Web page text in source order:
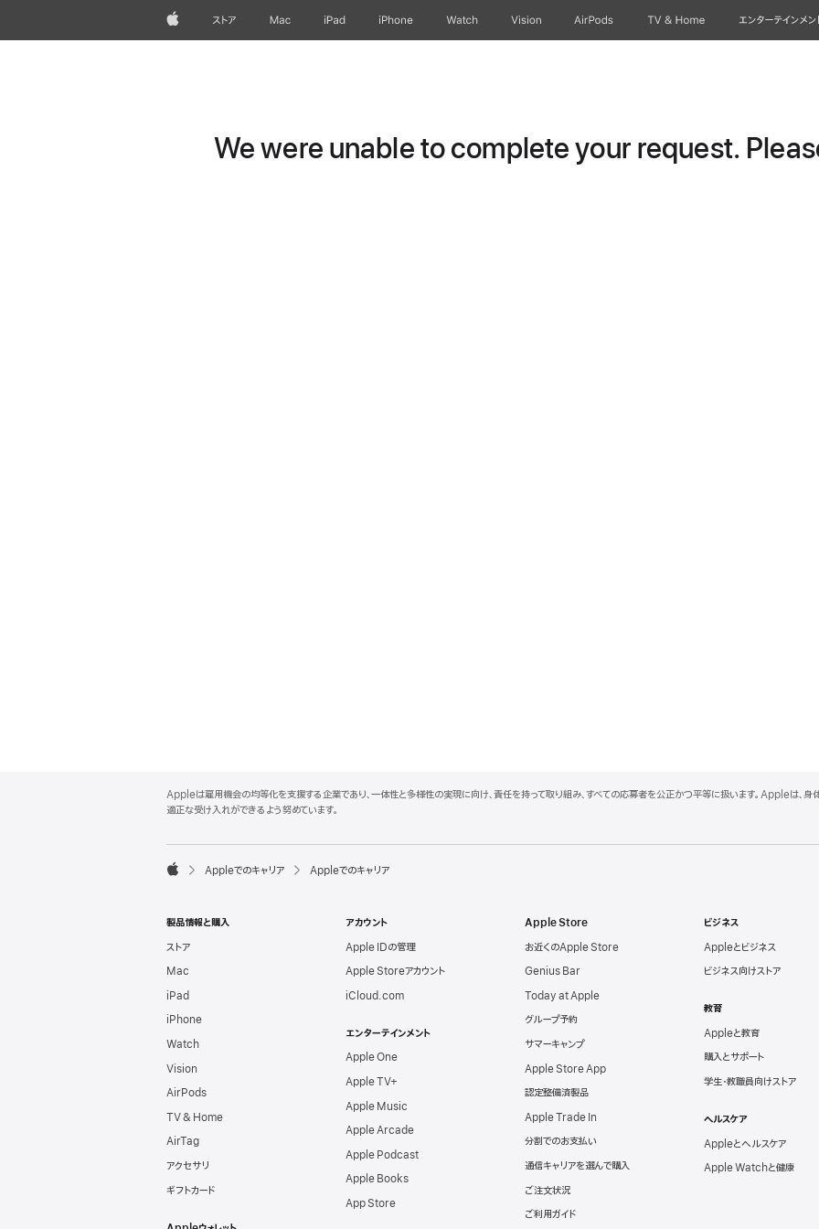
Appleストア Mac iPad iPhone Watch Vision AirPods TV & Home エンターテインメン
We were unable to complete your request.
p
p
e
o
e
Appleは雇用機会の均等化を支援する企業であり、一体性と多様性の実現に向け、責任を持って取り組み、すべての応募者を公正かつ平等に扱います。Appleは、身
適正な受け入れができるよう努めています。

p
l
e
Appleでのキャリア Appleでのキャリア
製品情報と購入
ストア
Mac
iPad
iPhone
Watch
Vision
AirPods
TV & Home
AirTag
アクセサリ
ギフトカード
アカウント
Apple IDの管理
Apple Storeアカウント
iCloud.com
エンターテインメント
Apple One
Apple TV+
Apple Music
Apple Arcade
Apple Podcast
Apple Books
App Store
Apple Store
お近くのApple Store
Genius Bar
Today at Apple
グループ予約
サマーキャンプ
Apple Store App
認定整備済製品
Apple Trade In
分割でのお支払い
通信キャリアを選んで購入
ご注文状況
ご利用ガイド
ビジネス
Appleとビジネス
ビジネス向けストア
教育
Appleと教育
購入とサポート
学生・教職員向けストア
ヘルスケア
Appleとヘルスケア
Apple Watchと健康